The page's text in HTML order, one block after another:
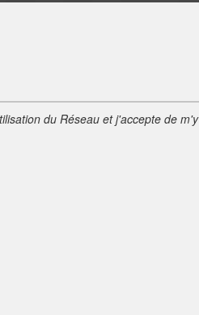
du Réseau et j'accepte de m'y